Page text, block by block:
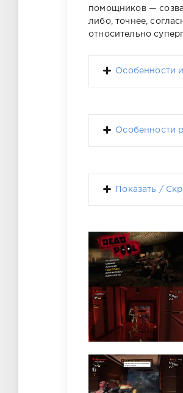
помощников —
либо, точнее,
относительно
Особенности
Особенности
Показать /